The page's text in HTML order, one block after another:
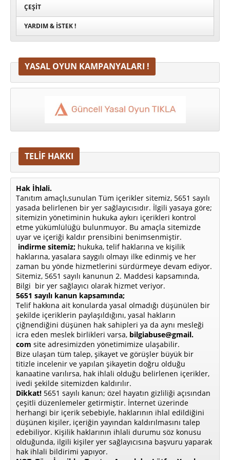
ÇEŞIT
YARDIM & İSTEK !
YASAL OYUN KAMPANYALARI !
TELİF HAKKI
Hak İhlali.
Tanıtım amaçlı,sunulan Tüm içerikler sitemiz, 5651 sayılı
yasada belirlenen bir yer sağlayıcısıdır. İlgili yasaya göre;
sitemizin yönetiminin hukuka aykırı içerikleri kontrol
etme yükümlülüğü bulunmuyor. Bu amaçla sitemizde
uyar ve içeriği kaldır prensibini benimsenmiştir.
indirme sitemiz; hukuka, telif haklarına ve kişilik
haklarına, yasalara saygılı olmayı ilke edinmiş ve her
zaman bu yönde hizmetlerini sürdürmeye devam ediyor.
Sitemiz, 5651 sayılı kanunun 2. Maddesi kapsamında,
Bilgi bir yer sağlayıcı olarak hizmet veriyor.
5651 sayılı kanun kapsamında;
Telif hakkına ait konularda yasal olmadığı düşünülen bir
şekilde içeriklerin paylaşıldığını, yasal hakların
çiğnendiğini düşünen hak sahipleri ya da aynı mesleği
icra eden meslek birlikleri varsa, bilgiabuse@gmail.
com site adresimizden yönetimimize ulaşabilir.
Bize ulaşan tüm talep, şikayet ve görüşler büyük bir
titizle incelenir ve yapılan şikayetin doğru olduğu
kanaatine varılırsa, hak ihlali olduğu belirlenen içerikler,
ivedi şekilde sitemizden kaldırılır.
Dikkat! 5651 sayılı kanun; özel hayatın gizliliği açısından
çeşitli düzenlemeler getirmiştir. İnternet üzerinde
herhangi bir içerik sebebiyle, haklarının ihlal edildiğini
düşünen kişiler, içeriğin yayından kaldırılmasını talep
edebiliyor. Kişilik haklarının ihlali durumu söz konusu
olduğunda, ilgili kişiler yer sağlayıcısına başvuru yaparak
hak ihlali bildirimi yapıyor.